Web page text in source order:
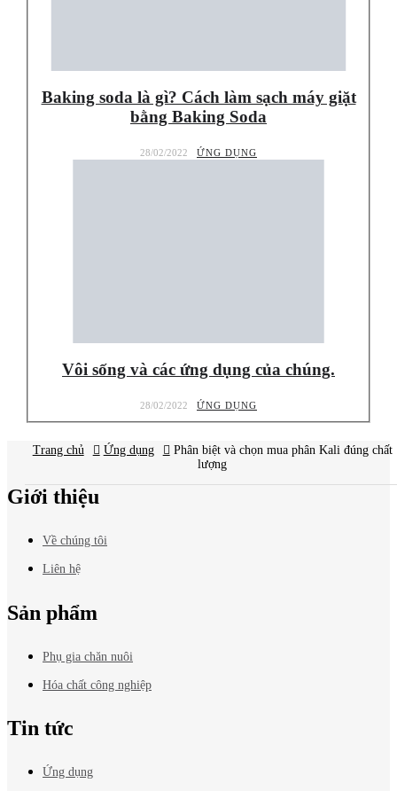
Baking soda là gì? Cách làm sạch máy giặt
bằng Baking Soda
28/02/2022 ỨNG DỤNG
Vôi sống và các ứng dụng của chúng.
28/02/2022 ỨNG DỤNG
Báo giámới nhất?
Trang chủ Ứng dụng
Phân biệt và chọn mua phân Kali đúng chất
lượng
Giới thiệu
Về chúng tôi
Liên hệ
Sản phẩm
Phụ gia chăn nuôi
Hóa chất công nghiệp
Tin tức
Ứng dụng